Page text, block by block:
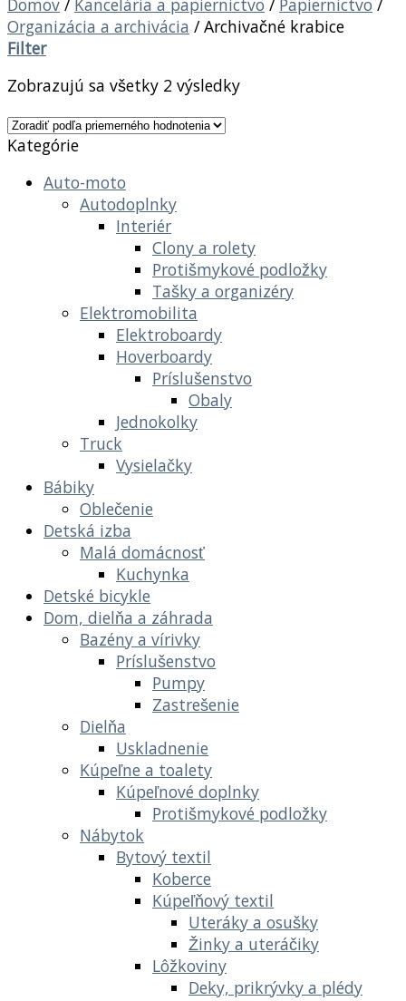
Organizácia a archivácia /Archivačné krabice
Filter
Zobrazujú sa všetky 2 výsledky
Kategórie
Auto-moto
Autodoplnky
Interiér
Clony a rolety
Protišmykové podložky
Tašky a organizéry
Elektromobilita
Elektroboardy
Hoverboardy
Príslušenstvo
Obaly
Jednokolky
Truck
Vysielačky
Bábiky
Oblečenie
Detská izba
Malá domácnosť
Kuchynka
Detské bicykle
Dom, dielňa a záhrada
Bazény a vírivky
Príslušenstvo
Pumpy
Zastrešenie
Dielňa
Uskladnenie
Kúpeľne a toalety
Kúpeľnové doplnky
Protišmykové podložky
Nábytok
Bytový textil
Koberce
Kúpeľňový textil
Uteráky a osušky
Žinky a uteráčiky
Lôžkoviny
Deky, prikrývky a plédy